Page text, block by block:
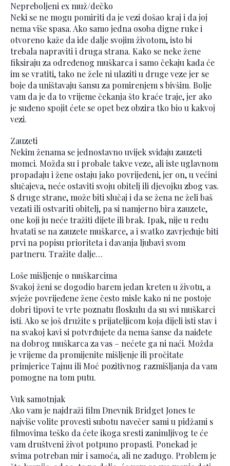
Nepreboljeni ex muž/dečko
Neki se ne mogu pomiriti da je vezi došao kraj i da joj
nema više spasa. Ako samo jedna osoba digne ruke i
otvoreno kaže da ide dalje svojim životom, isto bi
trebala napraviti i druga strana. Kako se neke žene
fiksiraju za određenog muškarca i samo čekaju kada će
im se vratiti, tako ne žele ni ulaziti u druge veze jer se
boje da uništavaju šansu za pomirenjem s bivšim. Bolje
vam da je da to vrijeme čekanja što kraće traje, jer ako
je suđeno spojit ćete se opet bez obzira tko bio u kakvoj
vezi.
Zauzeti
Nekim ženama se jednostavno uvijek sviđaju zauzeti
momci. Možda su i probale takve veze, ali iste uglavnom
propadaju i žene ostaju jako povrijeđeni, jer on, u većini
slučajeva, neće ostaviti svoju obitelj ili djevojku zbog vas.
S druge strane, može biti slučaj i da se žena ne želi baš
vezati ili ostvariti obitelj, pa si namjerno bira zauzete,
one koji ju neće tražiti dijete ili brak. Ipak, nije u redu
hvatati se na zauzete muškarce, a i svatko zavrjeđuje biti
prvi na popisu prioriteta i davanja ljubavi svom
partneru. Tražite dalje…
Loše mišljenje o muškarcima
Svakoj ženi se dogodio barem jedan kreten u životu, a
svježe povrijeđene žene često misle kako ni ne postoje
dobri tipovi te vrte poznatu floskulu da su svi muškarci
isti. Ako se još družite s prijateljicom koja dijeli isti stav i
na svakoj kavi si potvrđujete da nema šanse da naiđete
na dobrog muškarca za vas – nećete ga ni naći. Možda
je vrijeme da promijenite mišljenje ili pročitate
primjerice Tajnu ili Moć pozitivnog razmišljanja da vam
pomogne na tom putu.
Vuk samotnjak
Ako vam je najdraži film Dnevnik Bridget Jones te
najviše volite provesti subotu navečer sami u pidžami s
filmovima teško da ćete ikoga sresti zanimljivog te će
vam društveni život potpuno propasti. Ponekad je
svima potreban mir i samoća, ali ne zadugo. Problem je